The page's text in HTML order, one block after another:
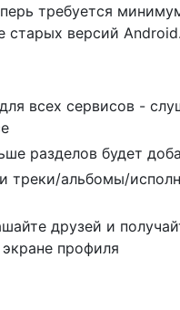
требуется
старых версий Android.
всех сервисов -
разделов будет
треки/альбомы/
друзей и
профиля